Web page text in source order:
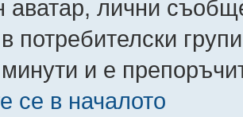
аватар, лични
потребителски
и е
се в началото